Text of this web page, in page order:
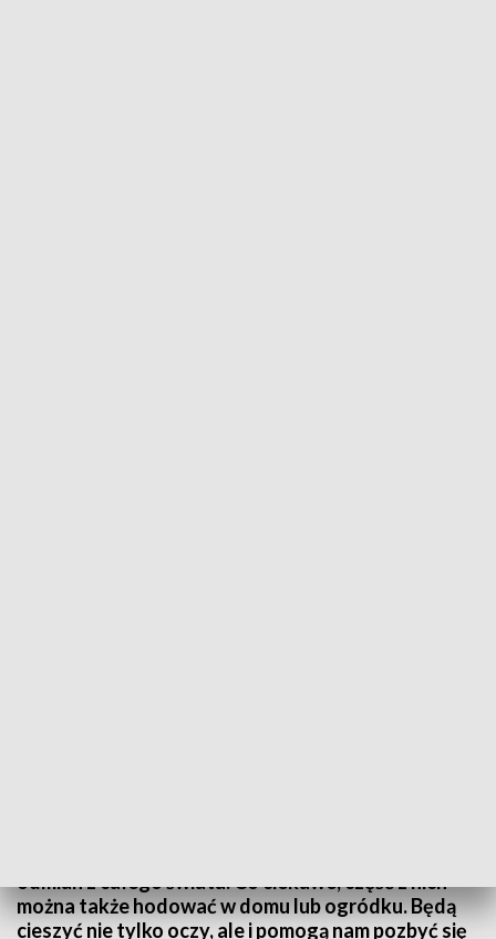
odmian z całego świata. Co ciekawe, część z nich
można także hodować w domu lub ogródku. Będą
cieszyć nie tylko oczy, ale i pomogą nam pozbyć się